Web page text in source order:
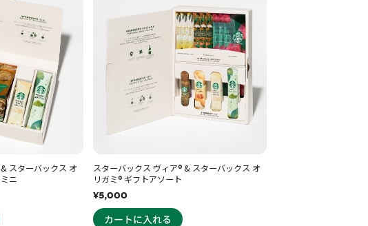
スターバックス オ
ニ
スターバックス ヴィア® & スターバックス オ
リガミ® ギフトアソート
¥5,000